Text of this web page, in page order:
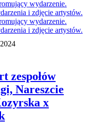
zespołów
Nareszcie
x